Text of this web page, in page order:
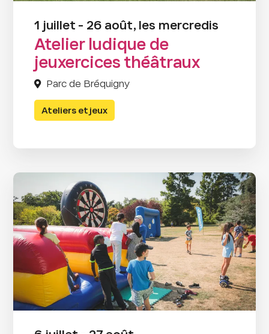
1 juillet - 26 août, les mercredis
Atelier ludique de
jeuxercices théâtraux
Parc de Bréquigny
Ateliers et jeux